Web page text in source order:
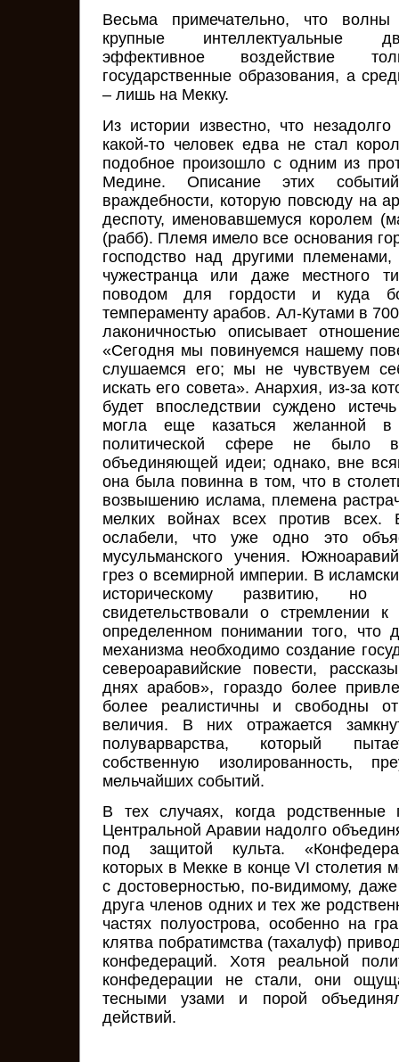
Весьма примечательно, что
крупные интеллектуальные
эффективное воздействие
государственные образования, а
– лишь на Мекку.
Из истории известно, что
какой-то человек едва не стал
подобное произошло с одним из
Медине. Описание этих
враждебности, которую повсюду на
деспоту, именовавшемуся королем
(рабб). Племя имело все основания
господство над другими
чужестранца или даже местного
поводом для гордости и куда
темпераменту арабов. Ал-Кутами в
лаконичностью описывает
«Сегодня мы повинуемся нашему
слушаемся его; мы не чувствуем
искать его совета». Анархия, из-за
будет впоследствии суждено
могла еще казаться желанной
политической сфере не было
объединяющей идеи; однако, вне
она была повинна в том, что в
возвышению ислама, племена
мелких войнах всех против всех.
ослабели, что уже одно это
мусульманского учения.
грез о всемирной империи. В
историческому развитию,
свидетельствовали о стремлении
определенном понимании того, что
механизма необходимо создание
североаравийские повести,
днях арабов», гораздо более
более реалистичны и свободны
величия. В них отражается
полуварварства, который
собственную изолированность,
мельчайших событий.
В тех случаях, когда
Центральной Аравии надолго
под защитой культа.
которых в Мекке в конце VI столетия
с достоверностью, по-видимому,
друга членов одних и тех же
частях полуострова, особенно на
клятва побратимства (тахалуф)
конфедераций. Хотя реальной
конфедерации не стали, они
тесными узами и порой
действий.